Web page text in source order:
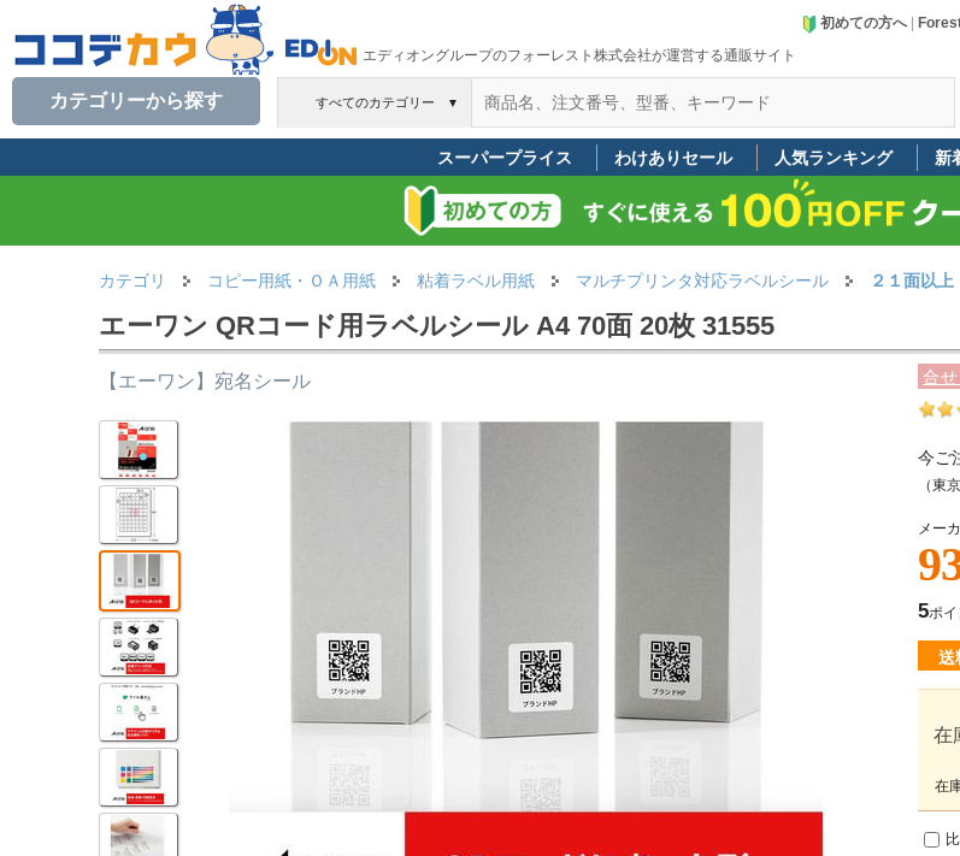
エディオングループのフォーレスト株式会社が運営する通販サイト
初めての方へ|
すべてのカテゴリー ▼
カテゴリーから探す
スーパープライス わけありセール 人気ランキング 新
カテゴリ コピー用紙・ＯＡ用紙 粘着ラベル用紙 マルチプリンタ対応ラベルシール ２１面以上
エーワン QRコード用ラベルシール A4 70面 20枚 31555
合
今ご
（東
メー
5ポイ
送
在
在
【エーワン】宛名シール